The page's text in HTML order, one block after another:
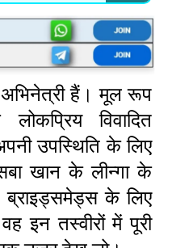
हैं। मूल रूप
विवादित
उपस्थिति के लिए
खान के लीन्गा के
ब्राइड्समेड्स के लिए
इन तस्वीरों में पूरी